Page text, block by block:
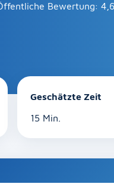
Bewertung:
Geschätzte Zeit
15 Min.